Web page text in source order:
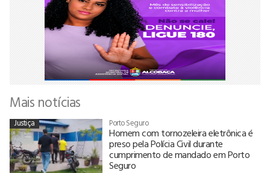
Mais notícias
Justiça Porto Seguro
Homem com tornozeleira eletrônica é
preso pela Polícia Civil durante
cumprimento de mandado em Porto
Seguro